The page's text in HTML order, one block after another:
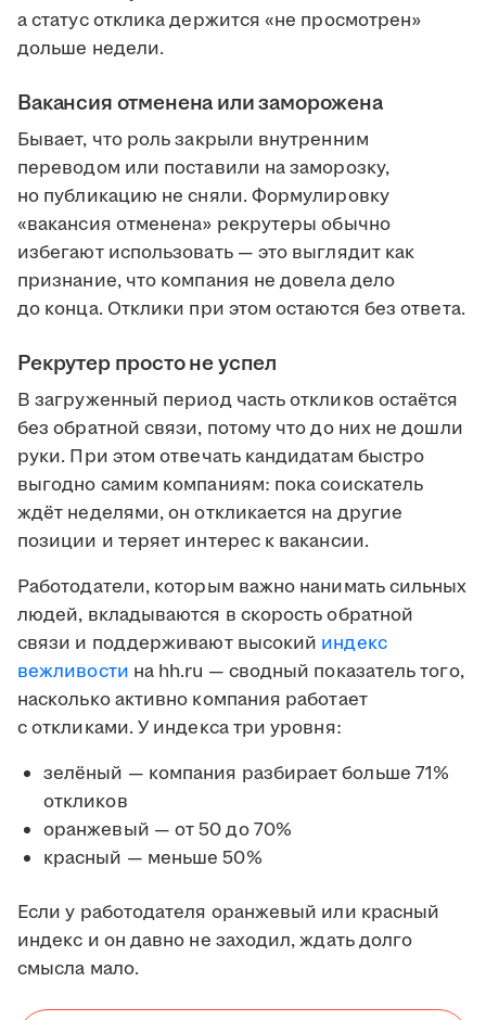
а статус отклика держится «не просмотрен»
дольше недели.
Вакансия отменена или заморожена
Бывает, что роль закрыли внутренним
переводом или поставили на заморозку,
но публикацию не сняли. Формулировку
«вакансия отменена» рекрутеры обычно
избегают использовать — это выглядит как
признание, что компания не довела дело
до конца. Отклики при этом остаются без ответа.
Рекрутер просто не успел
В загруженный период часть откликов остаётся
без обратной связи, потому что до них не дошли
руки. При этом отвечать кандидатам быстро
выгодно самим компаниям: пока соискатель
ждёт неделями, он откликается на другие
позиции и теряет интерес к вакансии.
Работодатели, которым важно нанимать сильных
людей, вкладываются в скорость обратной
связи и поддерживают высокий индекс
вежливости на hh.ru — сводный показатель того,
насколько активно компания работает
с откликами. У индекса три уровня:
зелёный — компания разбирает больше 71%
откликов
оранжевый — от 50 до 70%
красный — меньше 50%
Если у работодателя оранжевый или красный
индекс и он давно не заходил, ждать долго
смысла мало.